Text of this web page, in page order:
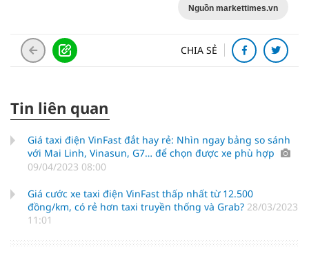
Nguồn markettimes.vn
CHIA SẺ
Tin liên quan
Giá taxi điện VinFast đắt hay rẻ: Nhìn ngay bảng so sánh
với Mai Linh, Vinasun, G7… để chọn được xe phù hợp
09/04/2023 08:00
Giá cước xe taxi điện VinFast thấp nhất từ 12.500
đồng/km, có rẻ hơn taxi truyền thống và Grab? 28/03/2023
11:01